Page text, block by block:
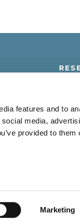
features and to
media,
provided to them
Marketing
280946